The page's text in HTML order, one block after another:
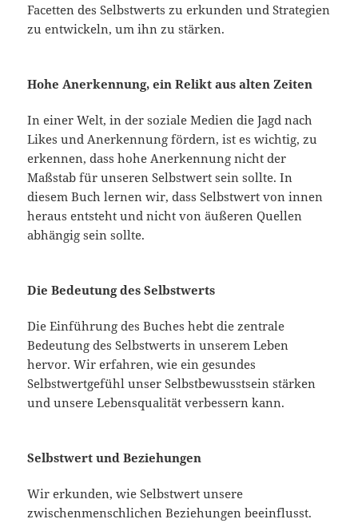
Facetten des Selbstwerts zu erkunden und Strategien
zu entwickeln, um ihn zu stärken.
Hohe Anerkennung, ein Relikt aus alten Zeiten
In einer Welt, in der soziale Medien die Jagd nach
Likes und Anerkennung fördern, ist es wichtig, zu
erkennen, dass hohe Anerkennung nicht der
Maßstab für unseren Selbstwert sein sollte. In
diesem Buch lernen wir, dass Selbstwert von innen
heraus entsteht und nicht von äußeren Quellen
abhängig sein sollte.
Die Bedeutung des Selbstwerts
Die Einführung des Buches hebt die zentrale
Bedeutung des Selbstwerts in unserem Leben
hervor. Wir erfahren, wie ein gesundes
Selbstwertgefühl unser Selbstbewusstsein stärken
und unsere Lebensqualität verbessern kann.
Selbstwert und Beziehungen
Wir erkunden, wie Selbstwert unsere
zwischenmenschlichen Beziehungen beeinflusst.